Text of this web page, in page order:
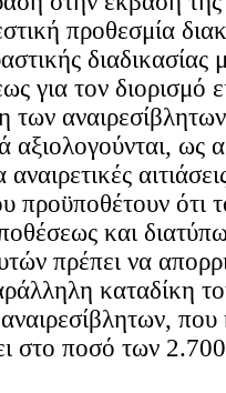
προθεσμία
διαδικασίας
για τον διορισμό
των
αξιολογούνται, ως
ότι
και
πρέπει να
καταδίκη
που
στο ποσό των